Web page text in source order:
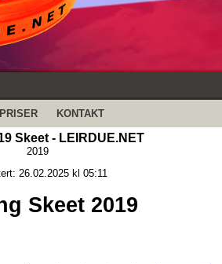
PRISER KONTAKT
Skeet - LEIRDUE.NET
2019
26.02.2025 kl 05:11
Skeet 2019